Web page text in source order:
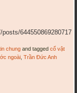
644550869280717
chung and taggedcổ vật
ngoài ,Trần Đức Anh